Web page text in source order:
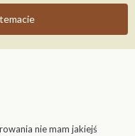
nie mam jakiejś